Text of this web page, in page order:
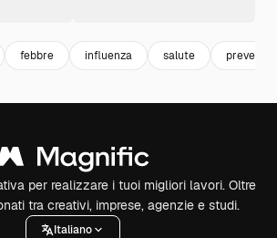
febbre influenza salute
per realizzare i tuoi migliori lavori. Oltre
tra creativi, imprese, agenzie e studi.
Italiano